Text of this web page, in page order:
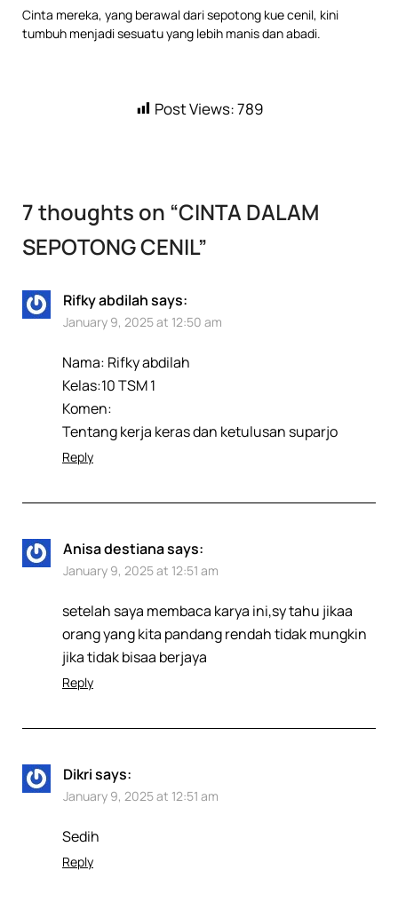
Cinta mereka, yang berawal dari sepotong kue cenil, kini
tumbuh menjadi sesuatu yang lebih manis dan abadi.
Post Views:789
7 thoughts on “CINTA DALAM
SEPOTONG CENIL”
Rifky abdilahsays:
January 9, 2025 at 12:50 am
Nama: Rifky abdilah
Kelas:10 TSM 1
Komen:
Tentang kerja keras dan ketulusan suparjo
Reply
Anisa destianasays:
January 9, 2025 at 12:51 am
setelah saya membaca karya ini,sy tahu jikaa
orang yang kita pandang rendah tidak mungkin
jika tidak bisaa berjaya
Reply
Dikrisays:
January 9, 2025 at 12:51 am
Sedih
Reply